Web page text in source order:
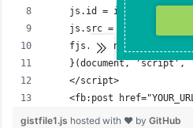
    js.id = id;
js.src = "//
}(document, 'script',
    </script>
<fb:post
gistfile1.js hosted with ❤ by GitHub